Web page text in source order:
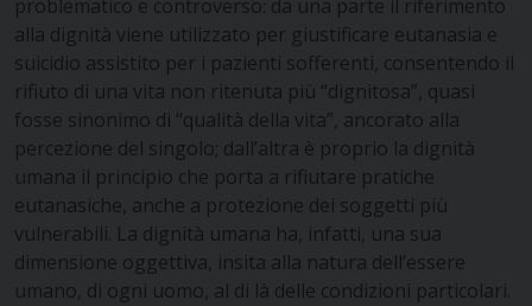
problematico e controverso: da una parte il riferimento
alla dignità viene utilizzato per giustificare eutanasia e
suicidio assistito per i pazienti sofferenti, consentendo il
rifiuto di una vita non ritenuta più “dignitosa”, quasi
fosse sinonimo di “qualità della vita”, ancorato alla
percezione del singolo; dall’altra è proprio la dignità
umana il principio che porta a rifiutare pratiche
eutanasiche, anche a protezione dei soggetti più
vulnerabili. La dignità umana ha, infatti, una sua
dimensione oggettiva, insita alla natura dell’essere
umano, di ogni uomo, al di là delle condizioni particolari.